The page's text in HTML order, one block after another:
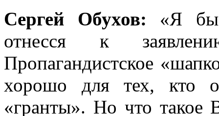
Сергей Обухов: «Я бы
отнесся к
Пропагандистское
хорошо для тех, кто
«гранты». Но что такое